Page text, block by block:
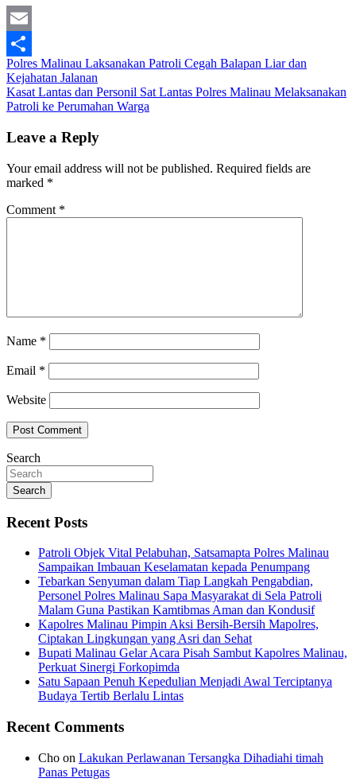
Email
Share
Post
navigation
Polres Malinau Laksanakan Patroli Cegah Balapan Liar dan
Kejahatan Jalanan
Kasat Lantas dan Personil Sat Lantas Polres Malinau Melaksanakan
Patroli ke Perumahan Warga
Leave a Reply
Your email address will not be published. Required fields are
marked *
Comment *
Name *
Email *
Website
Search
Search
Recent Posts
Patroli Objek Vital Pelabuhan, Satsamapta Polres Malinau
Sampaikan Imbauan Keselamatan kepada Penumpang
Tebarkan Senyuman dalam Tiap Langkah Pengabdian,
Personel Polres Malinau Sapa Masyarakat di Sela Patroli
Malam Guna Pastikan Kamtibmas Aman dan Kondusif
Kapolres Malinau Pimpin Aksi Bersih-Bersih Mapolres,
Ciptakan Lingkungan yang Asri dan Sehat
Bupati Malinau Gelar Acara Pisah Sambut Kapolres Malinau,
Perkuat Sinergi Forkopimda
Satu Sapaan Penuh Kepedulian Menjadi Awal Terciptanya
Budaya Tertib Berlalu Lintas
Recent Comments
Cho on Lakukan Perlawanan Tersangka Dihadiahi timah
Panas Petugas